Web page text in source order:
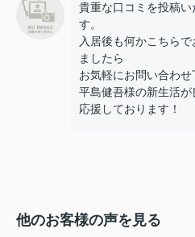
貴重な口コミを投稿
す。
入居後も何かこちら
ましたら
お気軽にお問い合わせ
平島健吾様の新生活が
応援しております！
他のお客様の声を見る